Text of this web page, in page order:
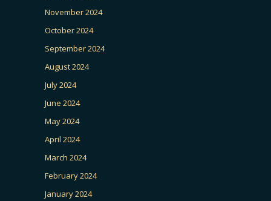
November 2024
October 2024
September 2024
August 2024
July 2024
June 2024
May 2024
April 2024
March 2024
February 2024
January 2024